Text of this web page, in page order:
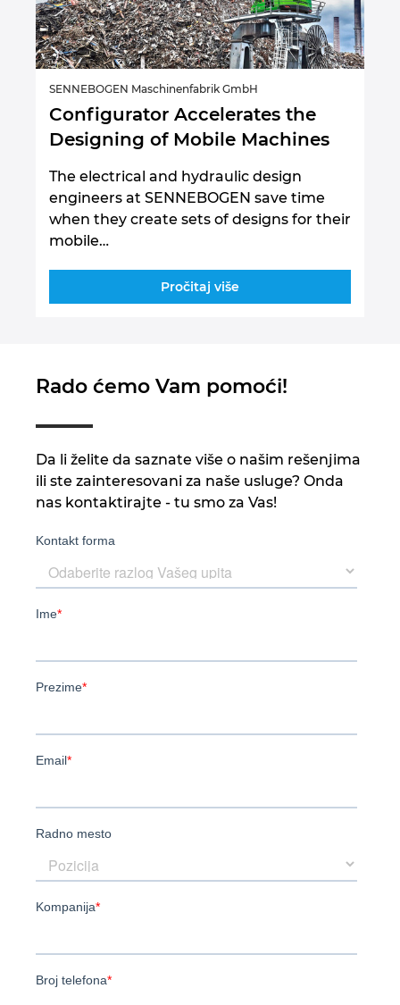
SENNEBOGEN Maschinenfabrik GmbH
Configurator Accelerates the
Designing of Mobile Machines
The electrical and hydraulic design
engineers at SENNEBOGEN save time
when they create sets of designs for their
mobile…
Pročitaj više
Rado ćemo Vam pomoći!
Da li želite da saznate više o našim rešenjima
ili ste zainteresovani za naše usluge? Onda
nas kontaktirajte - tu smo za Vas!